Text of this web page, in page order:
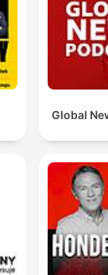
Global